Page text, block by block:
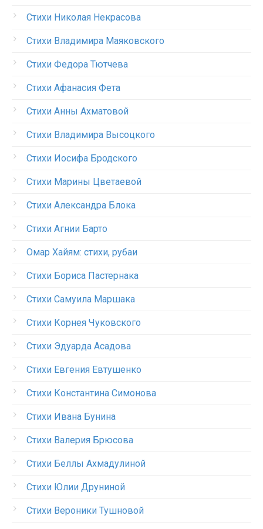
Стихи Николая Некрасова
Стихи Владимира Маяковского
Стихи Федора Тютчева
Стихи Афанасия Фета
Стихи Анны Ахматовой
Стихи Владимира Высоцкого
Стихи Иосифа Бродского
Стихи Марины Цветаевой
Стихи Александра Блока
Стихи Агнии Барто
Омар Хайям: стихи, рубаи
Стихи Бориса Пастернака
Стихи Самуила Маршака
Стихи Корнея Чуковского
Стихи Эдуарда Асадова
Стихи Евгения Евтушенко
Стихи Константина Симонова
Стихи Ивана Бунина
Стихи Валерия Брюсова
Стихи Беллы Ахмадулиной
Стихи Юлии Друниной
Стихи Вероники Тушновой